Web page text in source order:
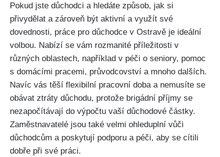
Pokud jste důchodci a hledáte způsob, jak si
přivydělat a zároveň být aktivní a využít své
dovednosti, práce pro důchodce v Ostravě je ideální
volbou. Nabízí se vám rozmanité příležitosti v
různých oblastech, například v péči o seniory, pomoc
s domácími pracemi, průvodcovství a mnoho dalších.
Navíc vás těší flexibilní pracovní doba a nemusíte se
obávat ztráty důchodu, protože brigádní příjmy se
nezapočítávají do výpočtu vaší důchodové částky.
Zaměstnavatelé jsou také velmi ohleduplní vůči
důchodcům a poskytují podporu a péči, aby se cítili
dobře při své práci.